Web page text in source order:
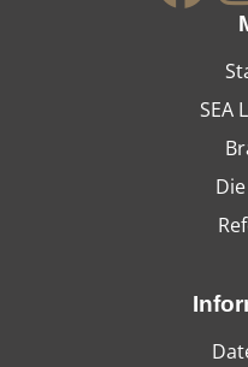
SEA